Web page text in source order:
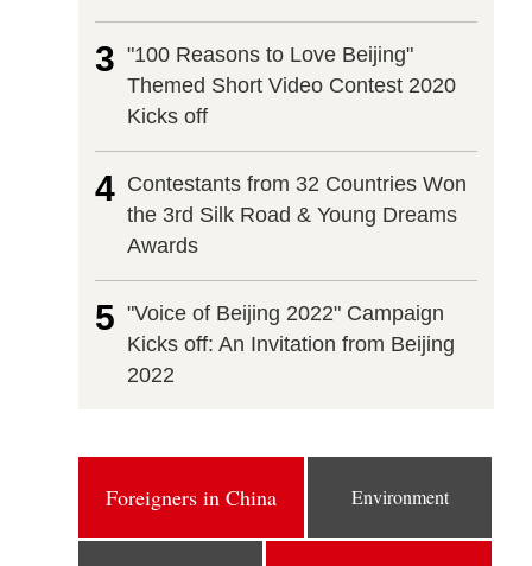
3 "100 Reasons to Love Beijing"
Themed Short Video Contest 2020
Kicks off
4 Contestants from 32 Countries Won
the 3rd Silk Road & Young Dreams
Awards
5 "Voice of Beijing 2022" Campaign
Kicks off: An Invitation from Beijing
2022
Foreigners in China Environment